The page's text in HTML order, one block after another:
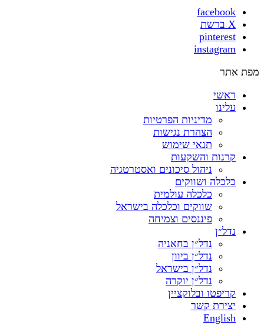
facebook
X ברשת
pinterest
instagram
מפת אתר
ראשי
עלינו
מדיניות הפרטיות
הצהרת נגישות
תנאי שימוש
קרנות והשקעות
ניהול סיכונים ואסטרטגיה
כלכלה ושווקים
כלכלה עולמית
שווקים וכלכלה בישראל
פיננסים וצמיחה
נדל״ן
נדל״ן בחאניה
נדל״ן ביוון
נדל״ן בישראל
נדל״ן יוקרה
קריפטו ובלוקציין
יצירת קשר
English